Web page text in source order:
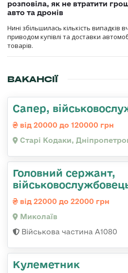
розповіла, як не втратити
авто та дронів
Нині збільшилась кількість випадків
приводом купівлі та доставки
товарів.
ВАКАНСІЇ
Сапер,
від 20000 до 120000 грн
Старі Кодаки,
Головний сержант,
від 22000 до 22000 грн
Миколаїв
Військова частина А1080
Кулеметник